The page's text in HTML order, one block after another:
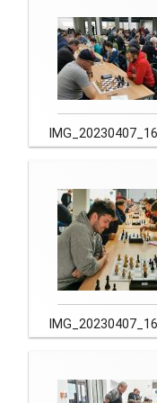
Schachjugend
Meistertafel
Fotos
Newsletter
Impressum
Datenschutz